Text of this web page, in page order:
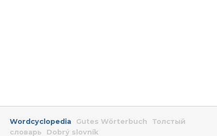
Wordcyclopedia Gutes Wörterbuch
Толстый
словарь
Dobrý slovník